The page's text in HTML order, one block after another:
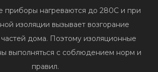
приборы нагреваются до 280С и при
изоляции вызывает возгорание
дома. Поэтому изоляционные
выполняться с соблюдением норм и
правил.